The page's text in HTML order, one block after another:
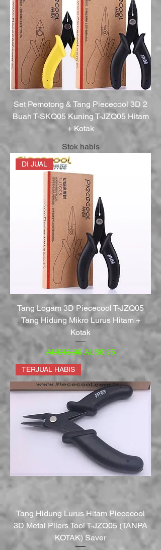
Set Pemotong & Tang Piececool 3D 2
Buah T-SKQ05 Kuning T-JZQ05 Hitam
+ Kotak
Stok habis
DI JUAL
Tang Logam 3D Piececool T-JZQ05
Tang Hidung Mikro Lurus Hitam +
Kotak
Harga Reguler
AU$15,00 Harga Promosi
AU$8,95
TERJUAL HABIS
Tang Hidung Lurus Hitam Piececool
3D Metal Pliers Tool T-JZQ05 (TANPA
KOTAK) Saver